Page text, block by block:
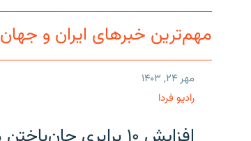
مهم‌ترین خبرهای ایران و جهان
مهر ۲۴, ۱۴۰۳
رادیو فردا